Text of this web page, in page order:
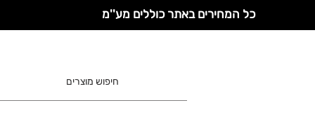
כל המחירים באתר כוללים מע''מ